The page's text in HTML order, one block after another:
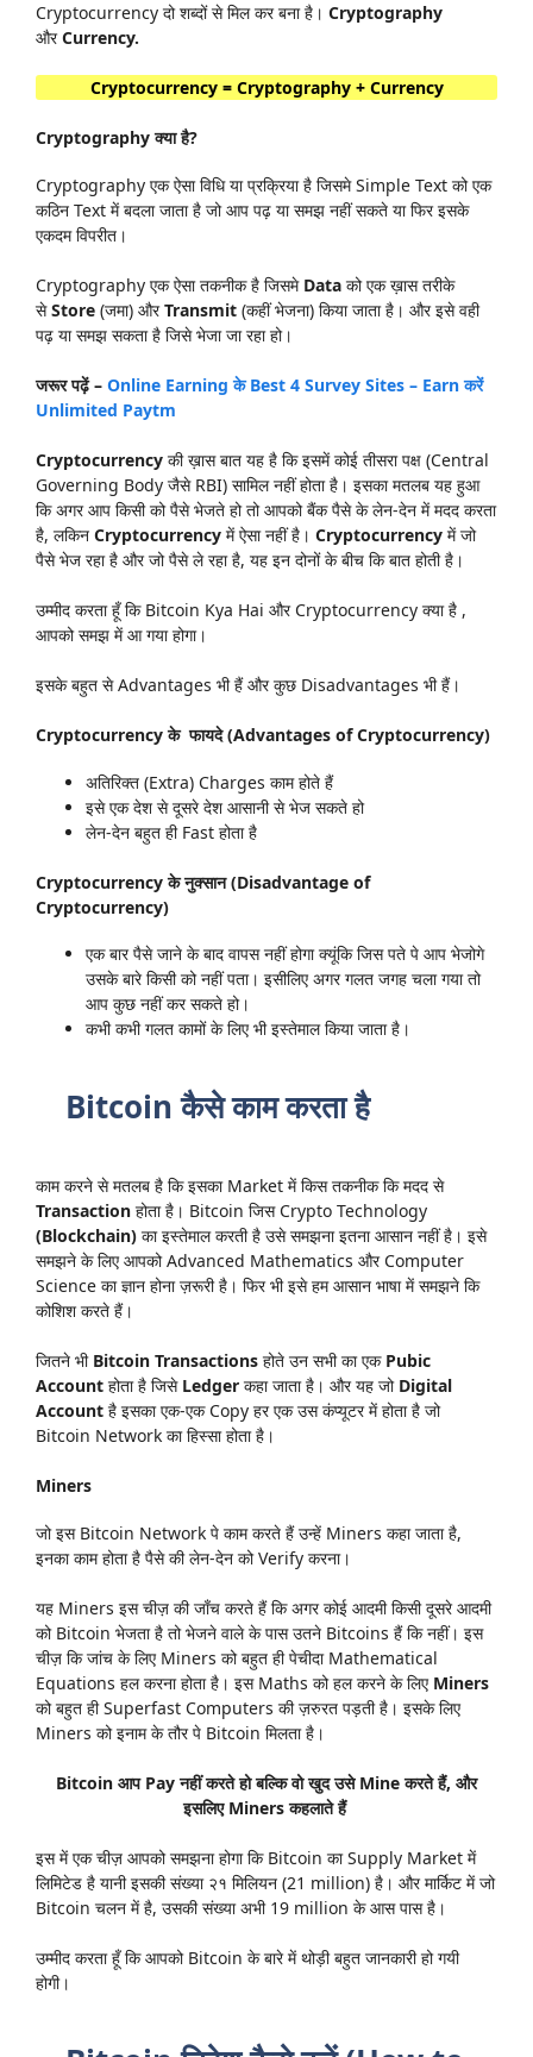
Cryptocurrency दो शब्दों से मिल कर बना है। Cryptography
औरCurrency.
Cryptocurrency = Cryptography + Currency
Cryptography क्या है?
Cryptography एक ऐसा विधि या प्रक्रिया है जिसमे Simple Text को एक
कठिन Text में बदला जाता है जो आप पढ़ या समझ नहीं सकते या फिर इसके
एकदम विपरीत।
Cryptography एक ऐसा तकनीक है जिसमे Data को एक ख़ास तरीके
सेStore (जमा) औरTransmit (कहीं भेजना) किया जाता है। और इसे वही
पढ़ या समझ सकता है जिसे भेजा जा रहा हो।
जरूर पढ़ें – Online Earning के Best 4 Survey Sites – Earn करें
Unlimited Paytm
Cryptocurrency की ख़ास बात यह है कि इसमें कोई तीसरा पक्ष (Central
Governing Body जैसे RBI) सामिल नहीं होता है। इसका मतलब यह हुआ
कि अगर आप किसी को पैसे भेजते हो तो आपको बैंक पैसे के लेन-देन में मदद करता
है, लकिन Cryptocurrency में ऐसा नहीं है। Cryptocurrency में जो
पैसे भेज रहा है और जो पैसे ले रहा है, यह इन दोनों के बीच कि बात होती है।
उम्मीद करता हूँ कि Bitcoin Kya Hai और Cryptocurrency क्या है ,
आपको समझ में आ गया होगा।
इसके बहुत से Advantages भी हैं और कुछ Disadvantages भी हैं।
Cryptocurrency के फायदे (Advantages of Cryptocurrency)
अतिरिक्त (Extra) Charges काम होते हैं
इसे एक देश से दूसरे देश आसानी से भेज सकते हो
लेन-देन बहुत ही Fast होता है
Cryptocurrency के नुक्सान (Disadvantage of
Cryptocurrency)
एक बार पैसे जाने के बाद वापस नहीं होगा क्यूंकि जिस पते पे आप भेजोगे
उसके बारे किसी को नहीं पता। इसीलिए अगर गलत जगह चला गया तो
आप कुछ नहीं कर सकते हो।
कभी कभी गलत कामों के लिए भी इस्तेमाल किया जाता है।
Bitcoin कैसे काम करता है
काम करने से मतलब है कि इसका Market में किस तकनीक कि मदद से
Transaction होता है। Bitcoin जिस Crypto Technology
(Blockchain) का इस्तेमाल करती है उसे समझना इतना आसान नहीं है। इसे
समझने के लिए आपको Advanced Mathematics और Computer
Science का ज्ञान होना ज़रूरी है। फिर भी इसे हम आसान भाषा में समझने कि
कोशिश करते हैं।
जितने भी Bitcoin Transactions होते उन सभी का एक Pubic
Account होता है जिसे Ledger कहा जाता है। और यह जो Digital
Account है इसका एक-एक Copy हर एक उस कंप्यूटर में होता है जो
Bitcoin Network का हिस्सा होता है।
Miners
जो इस Bitcoin Network पे काम करते हैं उन्हें Miners कहा जाता है,
इनका काम होता है पैसे की लेन-देन को Verify करना।
यह Miners इस चीज़ की जाँच करते हैं कि अगर कोई आदमी किसी दूसरे आदमी
को Bitcoin भेजता है तो भेजने वाले के पास उतने Bitcoins हैं कि नहीं। इस
चीज़ कि जांच के लिए Miners को बहुत ही पेचीदा Mathematical
Equations हल करना होता है। इस Maths को हल करने के लिए Miners
को बहुत ही Superfast Computers की ज़रुरत पड़ती है। इसके लिए
Miners को इनाम के तौर पे Bitcoin मिलता है।
Bitcoin आप Pay नहीं करते हो बल्कि वो खुद उसे Mine करते हैं, और
इसलिए Miners कहलाते हैं
इस में एक चीज़ आपको समझना होगा कि Bitcoin का Supply Market में
लिमिटेड है यानी इसकी संख्या २१ मिलियन (21 million) है। और मार्किट में जो
Bitcoin चलन में है, उसकी संख्या अभी 19 million के आस पास है।
उम्मीद करता हूँ कि आपको Bitcoin के बारे में थोड़ी बहुत जानकारी हो गयी
होगी।